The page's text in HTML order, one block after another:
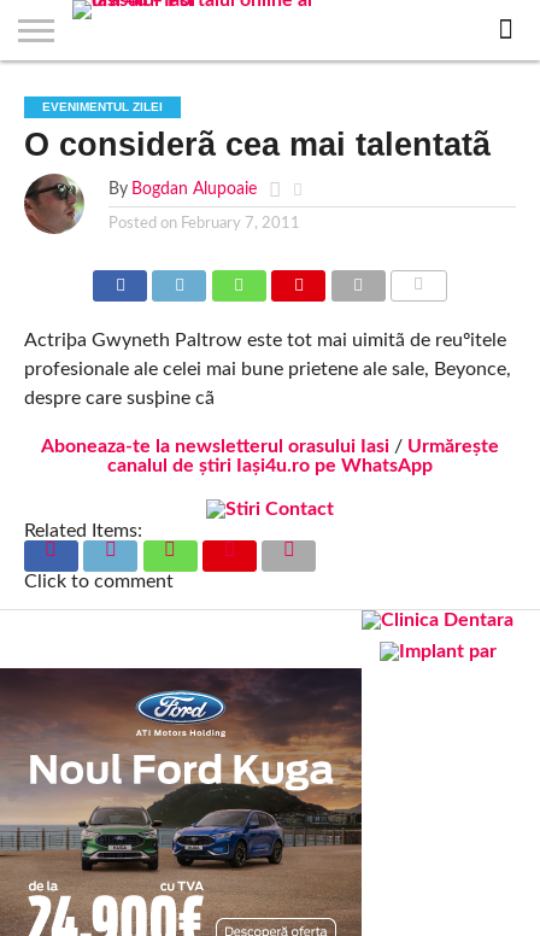
STIRI
APARTAMENTE
NOI IASI
STIRI
IASI
JOBS
IN
IASI
FILME
LA
CINEMA
CLUBURI /
DISCOTECI
BARURI /
CAFENELE
SALI DE
FORTA
SI
FITNESS
SALOANE DE
INFRUMUSETARE
AGENTII
DE
TURISM
IASI
RESTAURANTE
IN IASI
PIZZA
IN
IASI
PISCINA
IN IASI
FLORARII
RADIO
LIVE
IN
IASI
SPALATORII
AUTO
TRACTARI
AUTO
TAXI
IN
IASI
CINEMA
TEATRU
HOTELURI
/
PENSIUNI
TEREN
SPORTIV
TEREN
TENIS
IASI
FARMACII
NON
STOP
COFFEE-
TO-GO
FIRME DE
PUBLICITATE
RENT
A
CAR
EVENIMENTUL ZILEI
O considerã cea mai talentatã
By Bogdan Alupoaie
Posted on February 7, 2011
Actriþa Gwyneth Paltrow este tot mai uimitã de reuºitele
profesionale ale celei mai bune prietene ale sale, Beyonce,
despre care susþine cã
Aboneaza-te la newsletterul orasului Iasi/ Urmărește
canalul de știri Iași4u.ro pe WhatsApp
Related Items:
Click to comment